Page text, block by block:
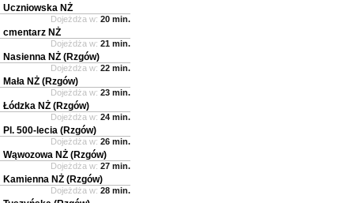
Uczniowska NŻ
Dojeżdża w: 20 min.
cmentarz NŻ
Dojeżdża w: 21 min.
Nasienna NŻ (Rzgów)
Dojeżdża w: 22 min.
Mała NŻ (Rzgów)
Dojeżdża w: 23 min.
Łódzka NŻ (Rzgów)
Dojeżdża w: 24 min.
Pl. 500-lecia (Rzgów)
Dojeżdża w: 26 min.
Wąwozowa NŻ (Rzgów)
Dojeżdża w: 27 min.
Kamienna NŻ (Rzgów)
Dojeżdża w: 28 min.